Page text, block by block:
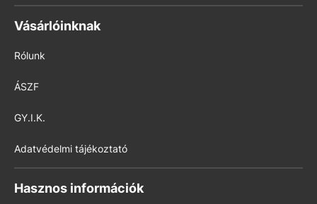
Vásárlóinknak
Rólunk
ÁSZF
GY.I.K.
Adatvédelmi tájékoztató
Hasznos információk